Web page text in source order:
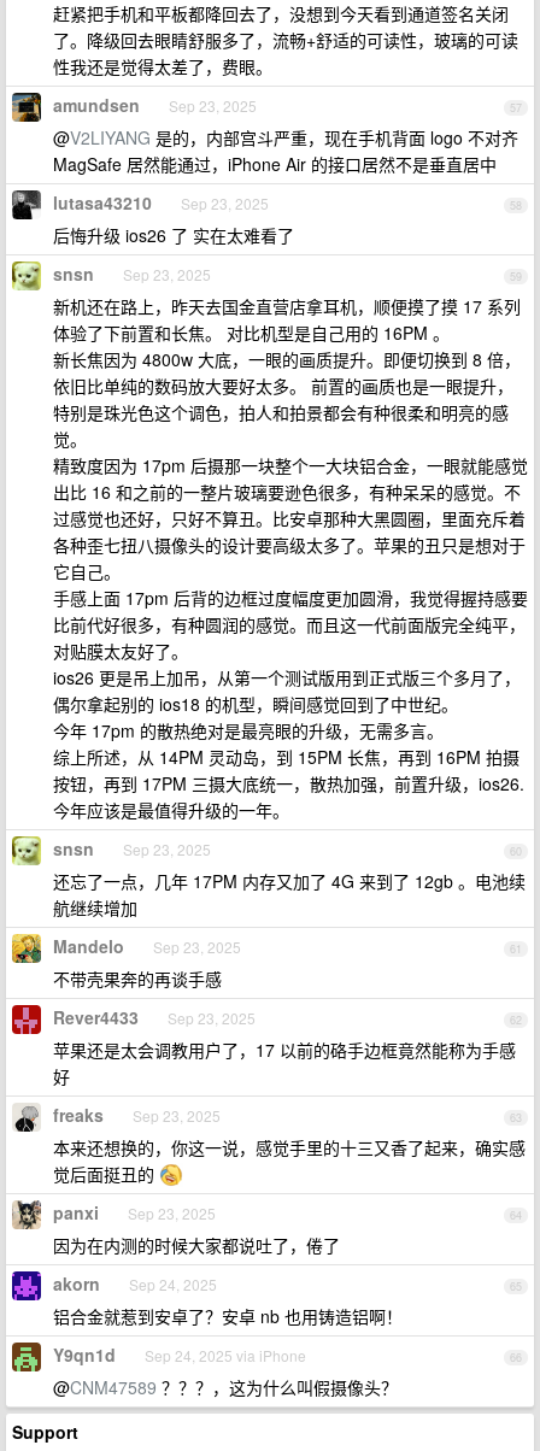
赶紧把手机和平板都降回去了，没想到今天看到通道签名关闭
了。降级回去眼睛舒服多了，流畅+舒适的可读性，玻璃的可读
性我还是觉得太差了，费眼。
57
amundsen Sep 23, 2025
@V2LIYANG 是的，内部宫斗严重，现在手机背面 logo 不对齐
MagSafe 居然能通过，iPhone Air 的接口居然不是垂直居中
58
lutasa43210 Sep 23, 2025
后悔升级 ios26 了 实在太难看了
59
snsn Sep 23, 2025
新机还在路上，昨天去国金直营店拿耳机，顺便摸了摸 17 系列
体验了下前置和长焦。 对比机型是自己用的 16PM 。
新长焦因为 4800w 大底，一眼的画质提升。即便切换到 8 倍，
依旧比单纯的数码放大要好太多。 前置的画质也是一眼提升，
特别是珠光色这个调色，拍人和拍景都会有种很柔和明亮的感
觉。
精致度因为 17pm 后摄那一块整个一大块铝合金，一眼就能感觉
出比 16 和之前的一整片玻璃要逊色很多，有种呆呆的感觉。不
过感觉也还好，只好不算丑。比安卓那种大黑圆圈，里面充斥着
各种歪七扭八摄像头的设计要高级太多了。苹果的丑只是想对于
它自己。
手感上面 17pm 后背的边框过度幅度更加圆滑，我觉得握持感要
比前代好很多，有种圆润的感觉。而且这一代前面版完全纯平，
对贴膜太友好了。
ios26 更是吊上加吊，从第一个测试版用到正式版三个多月了，
偶尔拿起别的 ios18 的机型，瞬间感觉回到了中世纪。
今年 17pm 的散热绝对是最亮眼的升级，无需多言。
综上所述，从 14PM 灵动岛，到 15PM 长焦，再到 16PM 拍摄
按钮，再到 17PM 三摄大底统一，散热加强，前置升级，ios26.
今年应该是最值得升级的一年。
60
snsn Sep 23, 2025
还忘了一点，几年 17PM 内存又加了 4G 来到了 12gb 。电池续
航继续增加
61
Mandelo Sep 23, 2025
不带壳果奔的再谈手感
62
Rever4433 Sep 23, 2025
苹果还是太会调教用户了，17 以前的硌手边框竟然能称为手感
好
63
freaks Sep 23, 2025
本来还想换的，你这一说，感觉手里的十三又香了起来，确实感
觉后面挺丑的
64
panxi Sep 23, 2025
因为在内测的时候大家都说吐了，倦了
65
akorn Sep 24, 2025
铝合金就惹到安卓了？安卓 nb 也用铸造铝啊！
66
Y9qn1d Sep 24, 2025 via iPhone
@CNM47589 ？？？，这为什么叫假摄像头？
Support